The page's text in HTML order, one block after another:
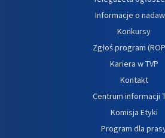
Informacje o
Konkursy
Zgłoś program
Kariera w TVP
Kontakt
Centrum informacji
Komisja Etyki
Program dla